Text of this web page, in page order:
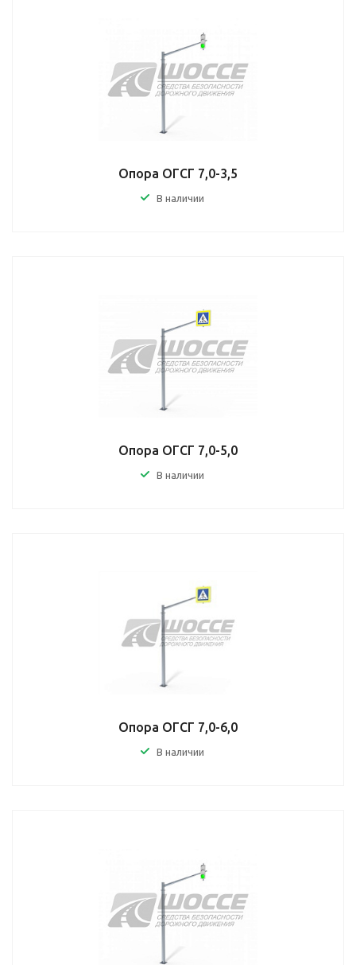
Опора ОГСГ 7,0-3,5
В наличии
Опора ОГСГ 7,0-5,0
В наличии
Опора ОГСГ 7,0-6,0
В наличии